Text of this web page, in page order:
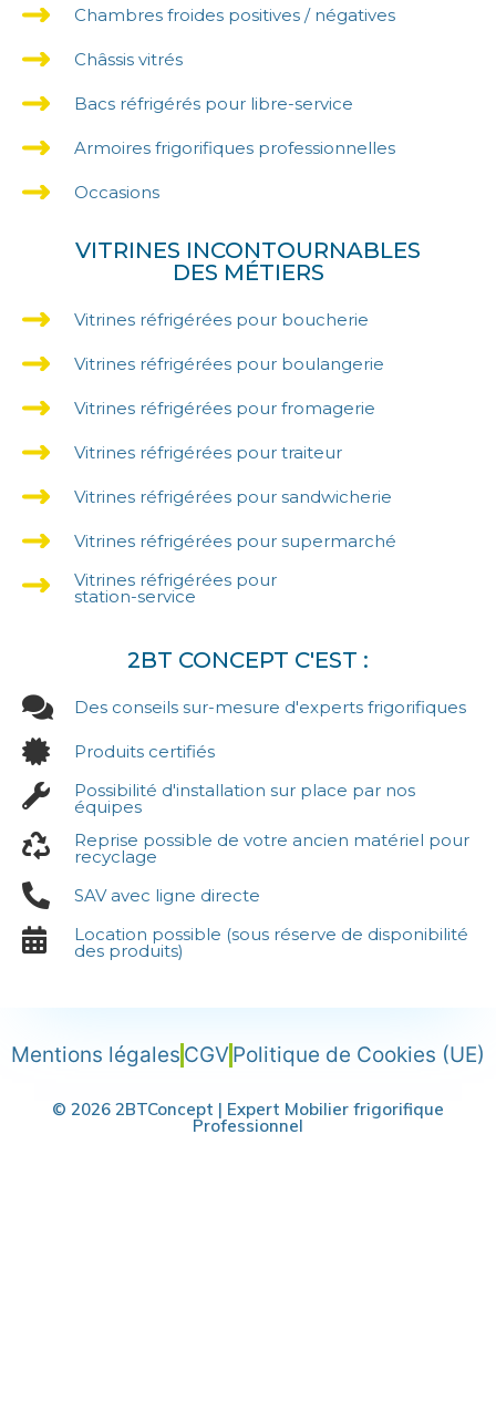
Chambres froides positives / négatives
Châssis vitrés
Bacs réfrigérés pour libre-service
Armoires frigorifiques professionnelles
Occasions
VITRINES INCONTOURNABLES
DES MÉTIERS
Vitrines réfrigérées pour boucherie
Vitrines réfrigérées pour boulangerie
Vitrines réfrigérées pour fromagerie
Vitrines réfrigérées pour traiteur
Vitrines réfrigérées pour sandwicherie
Vitrines réfrigérées pour supermarché
Vitrines réfrigérées pour
station-service
2BT CONCEPT C'EST :
Des conseils sur-mesure d'experts frigorifiques
Produits certifiés
Possibilité d'installation sur place par nos
équipes
Reprise possible de votre ancien matériel pour
recyclage
SAV avec ligne directe
Location possible (sous réserve de disponibilité
des produits)
Mentions légales CGVPolitique de Cookies (UE)
© 2026 2BTConcept | Expert Mobilier frigorifique
Professionnel